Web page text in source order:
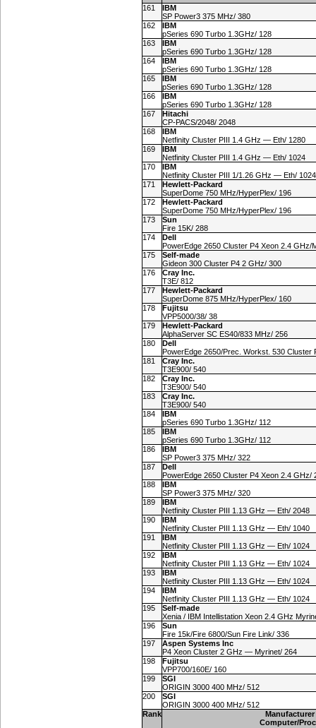
161
IBM
SP Power3 375 MHz/ 380
162
IBM
pSeries 690 Turbo 1.3GHz/ 128
163
IBM
pSeries 690 Turbo 1.3GHz/ 128
164
IBM
pSeries 690 Turbo 1.3GHz/ 128
165
IBM
pSeries 690 Turbo 1.3GHz/ 128
166
IBM
pSeries 690 Turbo 1.3GHz/ 128
167
Hitachi
CP-PACS/2048/ 2048
168
IBM
Netfinity Cluster PIII 1.4 GHz — Eth/ 1280
169
IBM
Netfinity Cluster PIII 1.4 GHz — Eth/ 1024
170
IBM
Netfinity Cluster PIII 1/1.26 GHz — Eth/ 1024
171
Hewlett-Packard
SuperDome 750 MHz/HyperPlex/ 196
172
Hewlett-Packard
SuperDome 750 MHz/HyperPlex/ 196
173
Sun
Fire 15K/ 288
174
Dell
PowerEdge 2650 Cluster P4 Xeon 2.4 GHz/
175
Self-made
Gideon 300 Cluster P4 2 GHz/ 300
176
Cray Inc.
T3E/ 812
177
Hewlett-Packard
SuperDome 875 MHz/HyperPlex/ 160
178
Fujitsu
VPP5000/38/ 38
179
Hewlett-Packard
AlphaServer SC ES40/833 MHz/ 256
180
Dell
PowerEdge 2650/Prec. Workst. 530 Cluster
181
Cray Inc.
T3E900/ 540
182
Cray Inc.
T3E900/ 540
183
Cray Inc.
T3E900/ 540
184
IBM
pSeries 690 Turbo 1.3GHz/ 112
185
IBM
pSeries 690 Turbo 1.3GHz/ 112
186
IBM
SP Power3 375 MHz/ 322
187
Dell
PowerEdge 2650 Cluster P4 Xeon 2.4 GHz/
188
IBM
SP Power3 375 MHz/ 320
189
IBM
Netfinity Cluster PIII 1.13 GHz — Eth/ 2048
190
IBM
Netfinity Cluster PIII 1.13 GHz — Eth/ 1040
191
IBM
Netfinity Cluster PIII 1.13 GHz — Eth/ 1024
192
IBM
Netfinity Cluster PIII 1.13 GHz — Eth/ 1024
193
IBM
Netfinity Cluster PIII 1.13 GHz — Eth/ 1024
194
IBM
Netfinity Cluster PIII 1.13 GHz — Eth/ 1024
195
Self-made
Xenia / IBM Intellistation Xeon 2.4 GHz
196
Sun
Fire 15k/Fire 6800/Sun Fire Link/ 336
197
Aspen Systems Inc
P4 Xeon Cluster 2 GHz — Myrinet/ 264
198
Fujitsu
VPP700/160E/ 160
199
SGI
ORIGIN 3000 400 MHz/ 512
200
SGI
ORIGIN 3000 400 MHz/ 512
Rank
Manufacturer
Computer/